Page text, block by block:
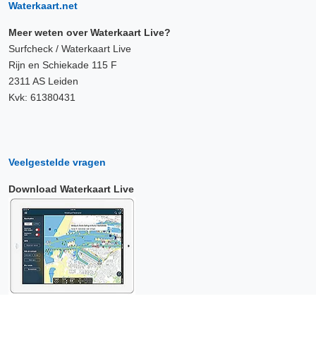
Waterkaart.net
Meer weten over Waterkaart Live?
Surfcheck / Waterkaart Live
Rijn en Schiekade 115 F
2311 AS Leiden
Kvk: 61380431
Veelgestelde vragen
Download Waterkaart Live